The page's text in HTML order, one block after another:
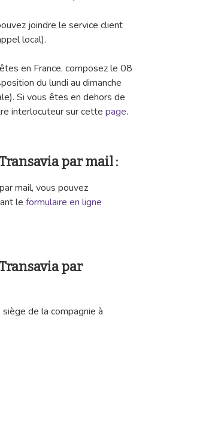
joindre le service client
local).
en France, composez le 08
du lundi au dimanche
Si vous êtes en dehors de
interlocuteur sur cette page.
par mail :
mail, vous pouvez
le formulaire en ligne
par
de la compagnie à